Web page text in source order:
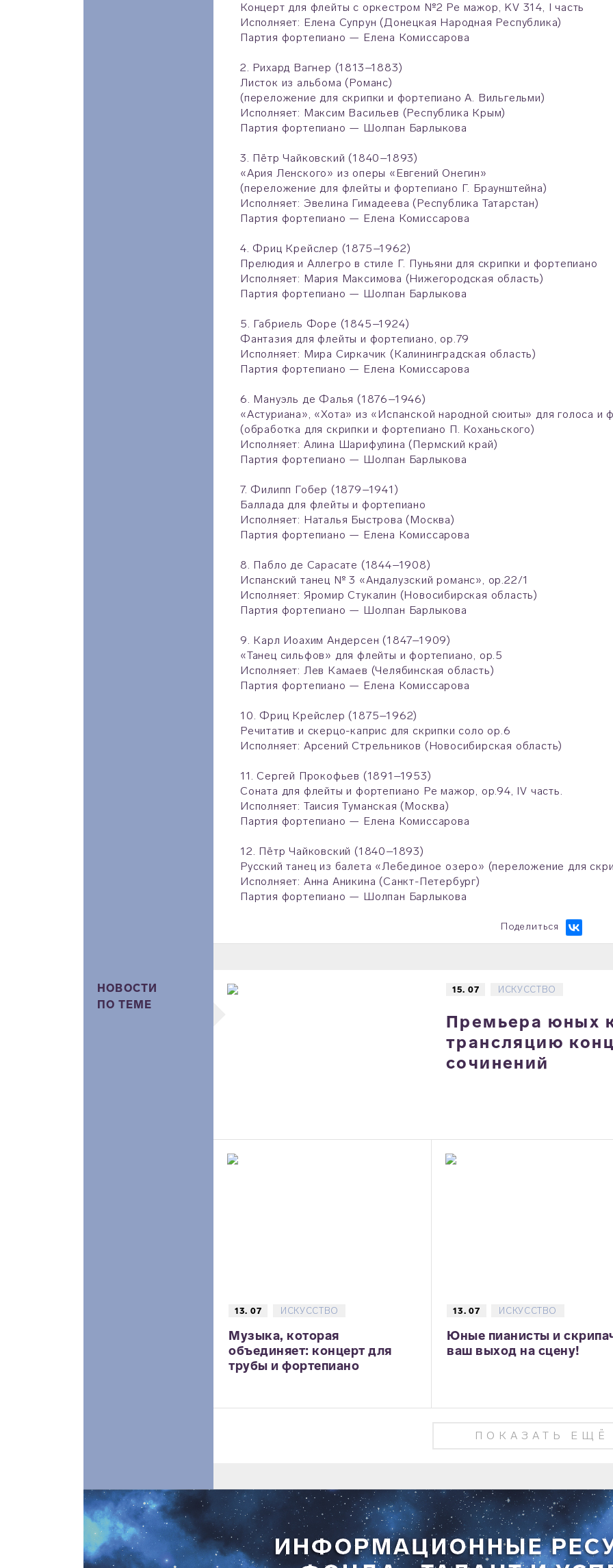
Концерт для флейты с оркестром №2 Ре мажор, KV 314, I часть
Исполняет: Елена Супрун (Донецкая Народная Республика)
Партия фортепиано — Елена Комиссарова
2. Рихард Вагнер (1813–1883)
Листок из альбома (Романс)
(переложение для скрипки и фортепиано А. Вильгельми)
Исполняет: Максим Васильев (Республика Крым)
Партия фортепиано — Шолпан Барлыкова
3. Пётр Чайковский (1840–1893)
«Ария Ленского» из оперы «Евгений Онегин»
(переложение для флейты и фортепиано Г. Браунштейна)
Исполняет: Эвелина Гимадеева (Республика Татарстан)
Партия фортепиано — Елена Комиссарова
4. Фриц Крейслер (1875–1962)
Прелюдия и Аллегро в стиле Г. Пуньяни для скрипки и фортепиано
Исполняет: Мария Максимова (Нижегородская область)
Партия фортепиано — Шолпан Барлыкова
5. Габриель Форе (1845–1924)
Фантазия для флейты и фортепиано, ор.79
Исполняет: Мира Сиркачик (Калининградская область)
Партия фортепиано — Елена Комиссарова
6. Мануэль де Фалья (1876–1946)
«Астуриана», «Хота» из «Испанской народной сюиты» для голоса и
(обработка для скрипки и фортепиано П. Коханьского)
Исполняет: Алина Шарифулина (Пермский край)
Партия фортепиано — Шолпан Барлыкова
7. Филипп Гобер (1879–1941)
Баллада для флейты и фортепиано
Исполняет: Наталья Быстрова (Москва)
Партия фортепиано — Елена Комиссарова
8. Пабло де Сарасате (1844–1908)
Испанский танец № 3 «Андалузский романс», op.22/1
Исполняет: Яромир Стукалин (Новосибирская область)
Партия фортепиано — Шолпан Барлыкова
9. Карл Иоахим Андерсен (1847–1909)
«Танец сильфов» для флейты и фортепиано, ор.5
Исполняет: Лев Камаев (Челябинская область)
Партия фортепиано — Елена Комиссарова
10. Фриц Крейслер (1875–1962)
Речитатив и скерцо-каприс для скрипки соло ор.6
Исполняет: Арсений Стрельников (Новосибирская область)
11. Сергей Прокофьев (1891–1953)
Соната для флейты и фортепиано Ре мажор, op.94, IV часть.
Исполняет: Таисия Туманская (Москва)
Партия фортепиано — Елена Комиссарова
12. Пётр Чайковский (1840–1893)
Русский танец из балета «Лебединое озеро» (переложение для
Исполняет: Анна Аникина (Санкт-Петербург)
Партия фортепиано — Шолпан Барлыкова
Поделиться
НОВОСТИ
ПО ТЕМЕ
15. 07 ИСКУССТВО
Премьера юных
трансляцию
сочинений
13. 07 ИСКУССТВО
Музыка, которая
объединяет: концерт для
трубы и фортепиано
13. 07 ИСКУССТВО
Юные пианисты и
ваш выход на сцену!
ПОКАЗАТЬ ЕЩЁ